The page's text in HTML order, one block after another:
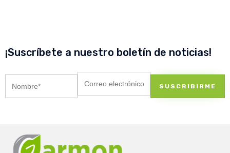
¡Suscríbete a nuestro boletín de noticias!